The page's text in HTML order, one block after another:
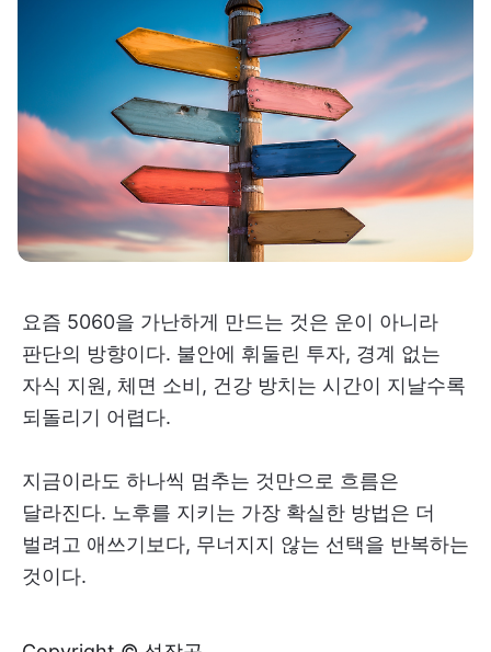
요즘 5060을 가난하게 만드는 것은 운이 아니라
판단의 방향이다. 불안에 휘둘린 투자, 경계 없는
자식 지원, 체면 소비, 건강 방치는 시간이 지날수록
되돌리기 어렵다.
지금이라도 하나씩 멈추는 것만으로 흐름은
달라진다. 노후를 지키는 가장 확실한 방법은 더
벌려고 애쓰기보다, 무너지지 않는 선택을 반복하는
것이다.